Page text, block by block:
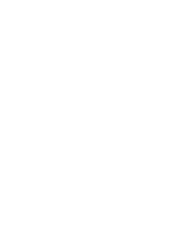
wenn sichergestellt ist,
Änderung der
die sich aus dem
(BImSchG) und seinen
Pflichten weiterhin
rechtliche
des Arbeitsschutzes der
der Anlage nicht
vorgelegten
und abschließende